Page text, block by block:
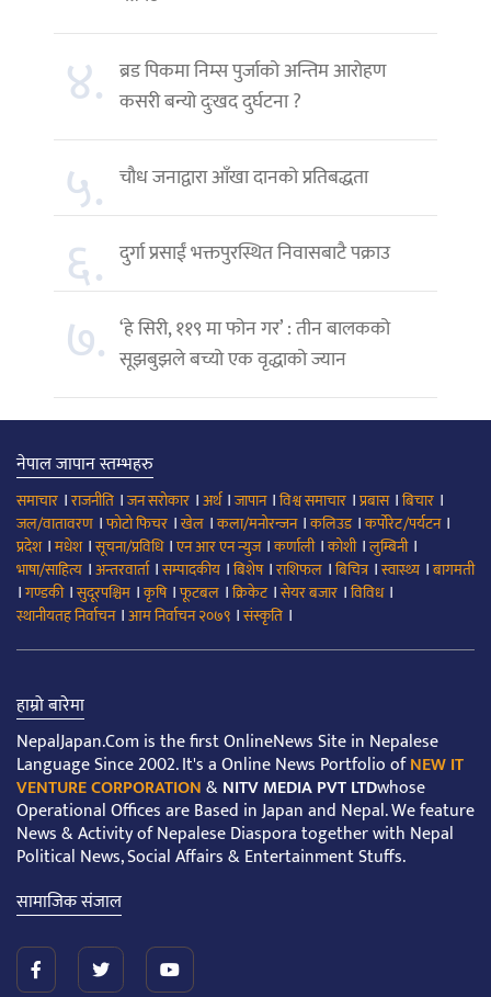
४. ब्रड पिकमा निम्स पुर्जाको अन्तिम आरोहण
कसरी बन्यो दुःखद दुर्घटना ?
५. चौध जनाद्वारा आँखा दानको प्रतिबद्धता
६. दुर्गा प्रसाईं भक्तपुरस्थित निवासबाटै पक्राउ
७. ‘हे सिरी, ११९ मा फोन गर’ : तीन बालकको
सूझबुझले बच्यो एक वृद्धाको ज्यान
नेपाल जापान स्तम्भहरु
समाचार ।राजनीति ।जन सरोकार ।अर्थ।जापान।विश्व समाचार ।प्रबास।बिचार ।
जल/वातावरण ।फोटो फिचर ।खेल ।कला/मनोरन्जन।कलिउड।कर्पोरेट/पर्यटन।
प्रदेश।मधेश।सूचना/प्रविधि।एन आर एन न्युज।कर्णाली।कोशी।लुम्बिनी।
भाषा/साहित्य ।अन्तरवार्ता।सम्पादकीय ।बिशेष।राशिफल ।बिचित्र।स्वास्थ्य ।बागमती
।गण्डकी।सुदूरपश्चिम ।कृषि।फूटबल ।क्रिकेट।सेयर बजार ।विविध।
स्थानीयतह निर्वाचन।आम निर्वाचन २०७९ ।संस्कृति ।
हाम्रो बारेमा
NepalJapan.Com is the first OnlineNews Site in Nepalese
Language Since 2002. It's a Online News Portfolio ofNEW IT
VENTURE CORPORATION&NITV MEDIA PVT LTDwhose
Operational Offices are Based in Japan and Nepal. We feature
News & Activity of Nepalese Diaspora together with Nepal
Political News, Social Affairs & Entertainment Stuffs.
सामाजिक संजाल